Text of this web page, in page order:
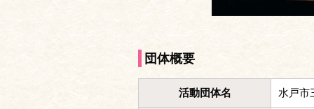
団体概要
活動団体名 水戸市